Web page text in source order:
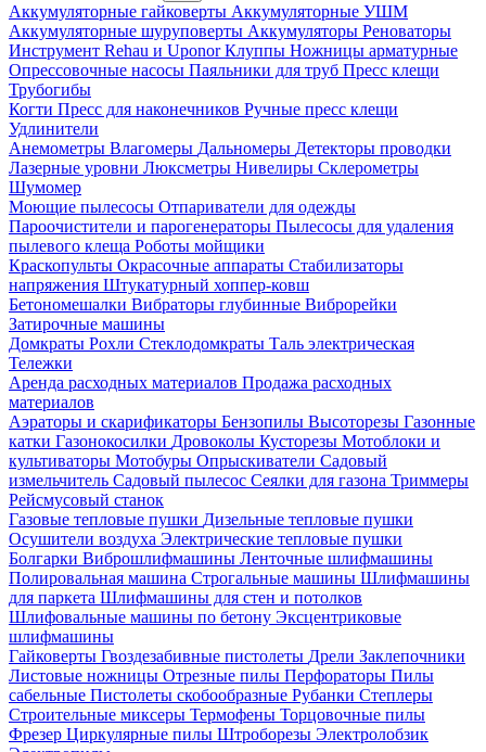
Аккумуляторные гайковерты Аккумуляторные УШМ
Аккумуляторные шуруповерты Аккумуляторы Реноваторы
Инструмент Rehau и UponorКлуппы Ножницы арматурные
Опрессовочные насосы Паяльники для труб Пресс клещи
Трубогибы
Когти Пресс для наконечников Ручные пресс клещи
Удлинители
Анемометры Влагомеры Дальномеры Детекторы проводки
Лазерные уровни Люксметры Нивелиры Склерометры
Шумомер
Моющие пылесосы Отпариватели для одежды
Пароочистители и парогенераторы Пылесосы для удаления
пылевого клеща Роботы мойщики
Краскопульты Окрасочные аппараты Стабилизаторы
напряжения Штукатурный хоппер-ковш
Бетономешалки Вибраторы глубинные Виброрейки
Затирочные машины
Домкраты Рохли Стеклодомкраты Таль электрическая
Тележки
Аренда расходных материалов Продажа расходных
материалов
Аэраторы и скарификаторы Бензопилы Высоторезы Газонные
катки Газонокосилки Дровоколы Кусторезы Мотоблоки и
культиваторы Мотобуры Опрыскиватели Садовый
измельчитель Садовый пылесос Сеялки для газона Триммеры
Рейсмусовый станок
Газовые тепловые пушки Дизельные тепловые пушки
Осушители воздуха Электрические тепловые пушки
Болгарки Виброшлифмашины Ленточные шлифмашины
Полировальная машина Строгальные машины Шлифмашины
для паркета Шлифмашины для стен и потолков
Шлифовальные машины по бетону Эксцентриковые
шлифмашины
Гайковерты Гвоздезабивные пистолеты Дрели Заклепочники
Листовые ножницы Отрезные пилы Перфораторы Пилы
сабельные Пистолеты скобообразные Рубанки Степлеры
Строительные миксеры Термофены Торцовочные пилы
Фрезер Циркулярные пилы Штроборезы Электролобзик